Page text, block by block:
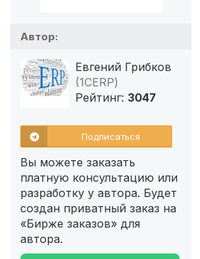
Автор:
Евгений Грибков
(1СERP)
Рейтинг: 3047
Подписаться
Вы можете заказать
платную консультацию или
разработку у автора. Будет
создан приватный заказ на
«Бирже заказов» для
автора.